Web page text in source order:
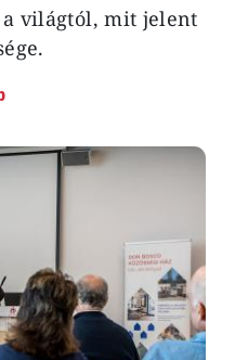
világtól, mit jelent